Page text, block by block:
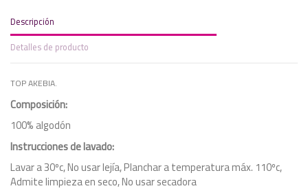
Descripción
Detalles de producto
TOP AKEBIA.
Composición:
100% algodón
Instrucciones de lavado:
Lavar a 30ºc, No usar lejía, Planchar a temperatura máx. 110ºc,
Admite limpieza en seco, No usar secadora